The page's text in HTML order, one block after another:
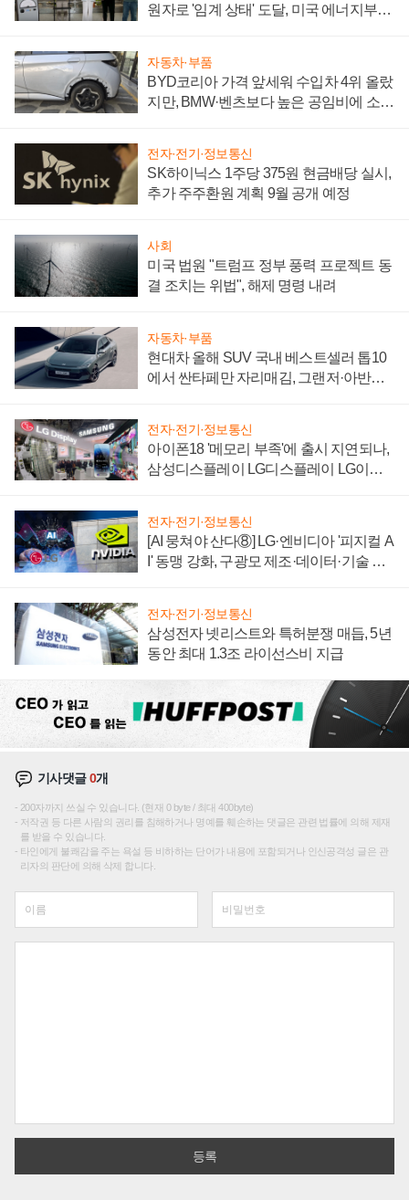
원자로 '임계 상태' 도달, 미국 에너지부
자동차·부품
BYD코리아 가격 앞세워 수입차 4위 올랐
지만, BMW·벤츠보다 높은 공임비에 소비
전자·전기·정보통신
SK하이닉스 1주당 375원 현금배당 실시,
추가 주주환원 계획 9월 공개 예정
사회
미국 법원 "트럼프 정부 풍력 프로젝트 동
결 조치는 위법", 해제 명령 내려
자동차·부품
현대차 올해 SUV 국내 베스트셀러 톱10
에서 싼타페만 자리매김, 그랜저·아반떼
전자·전기·정보통신
아이폰18 '메모리 부족'에 출시 지연되나,
삼성디스플레이 LG디스플레이 LG이노
전자·전기·정보통신
[AI 뭉쳐야 산다⑧] LG·엔비디아 '피지컬 A
I' 동맹 강화, 구광모 제조·데이터·기술 결
전자·전기·정보통신
삼성전자 넷리스트와 특허분쟁 매듭, 5년
동안 최대 1.3조 라이선스비 지급
기사댓글0개
200자까지 쓰실 수 있습니다. (현재 0 byte / 최대 400byte)
저작권 등 다른 사람의 권리를 침해하거나 명예를 훼손하는 댓글은 관련 법률에 의해 제재
를 받을 수 있습니다.
타인에게 불쾌감을 주는 욕설 등 비하하는 단어가 내용에 포함되거나 인신공격성 글은 관
리자의 판단에 의해 삭제 합니다.